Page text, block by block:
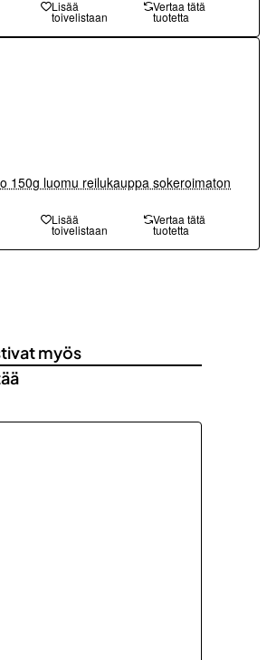
Lisää
toivelistaan
Vertaa tätä
tuotetta
150g luomu reilukauppa sokeroimaton
Lisää
toivelistaan
Vertaa tätä
tuotetta
myös